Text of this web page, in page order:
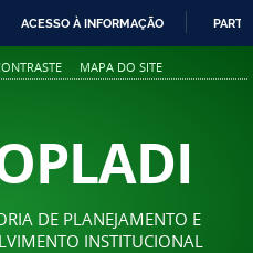
PARA
ACESSO À INFORMAÇÃO
MAPA DO SITE
DE PLANEJAMENTO E
INSTITUCIONAL